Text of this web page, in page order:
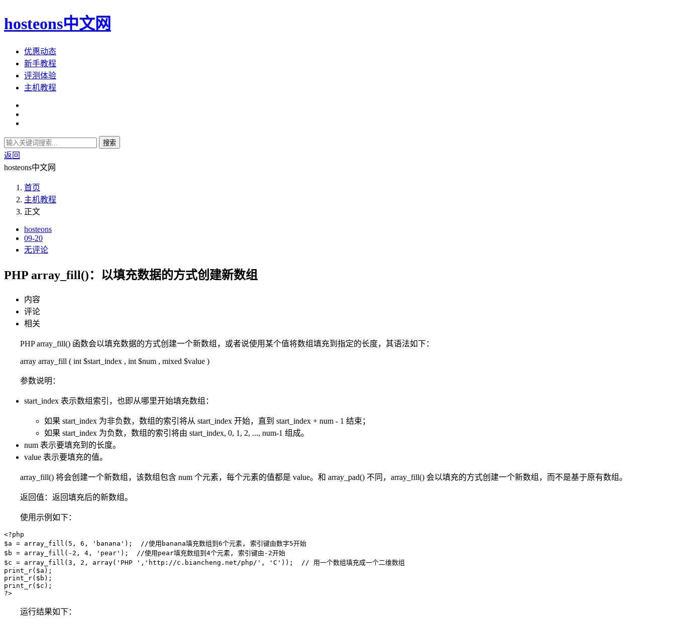
hosteons中文网
优惠动态
新手教程
评测体验
主机教程
搜索
返回
hosteons中文网
首页
主机教程
正文
hosteons
09-20
无评论
PHP array_fill()：以填充数据的方式创建新数组
内容
评论
相关
PHP array_fill() 函数会以填充数据的方式创建一个新数组，或者说使用某个值将数组填充到指定的长度，其语法如下：
array array_fill ( int $start_index , int $num , mixed $value )
参数说明：
start_index 表示数组索引，也即从哪里开始填充数组：
如果 start_index 为非负数，数组的索引将从 start_index 开始，直到 start_index + num - 1 结束；
如果 start_index 为负数，数组的索引将由 start_index, 0, 1, 2, ..., num-1 组成。
num 表示要填充到的长度。
value 表示要填充的值。
array_fill() 将会创建一个新数组，该数组包含 num 个元素，每个元素的值都是 value。和 array_pad() 不同，array_fill() 会以填充的方式创建一个新数组，而不是基于原有数组。
返回值：返回填充后的新数组。
使用示例如下：
<?php
$a = array_fill(5, 6, 'banana');  //使用banana填充数组到6个元素, 索引键由数字5开始
$b = array_fill(-2, 4, 'pear');  //使用pear填充数组到4个元素, 索引键由-2开始
$c = array_fill(3, 2, array('PHP ','http://c.biancheng.net/php/', 'C'));  // 用一个数组填充成一个二维数组
print_r($a);
print_r($b);
print_r($c);
?>
运行结果如下：